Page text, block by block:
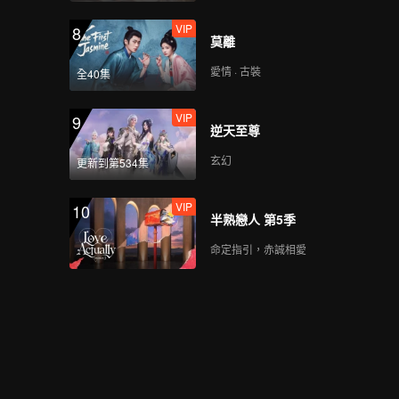
8
全40集
VIP
莫離
愛情 · 古裝
9
更新到第534集
VIP
逆天至尊
玄幻
10 VIP
半熟戀人 第5季
命定指引，赤誠相愛